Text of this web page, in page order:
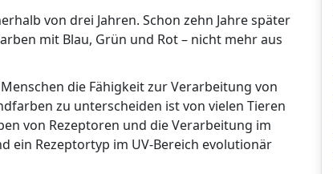
von drei Jahren. Schon zehn Jahre später
mit Blau, Grün und Rot – nicht mehr aus
die Fähigkeit zur Verarbeitung von
zu unterscheiden ist von vielen Tieren
von Rezeptoren und die Verarbeitung im
ein Rezeptortyp im UV-Bereich evolutionär